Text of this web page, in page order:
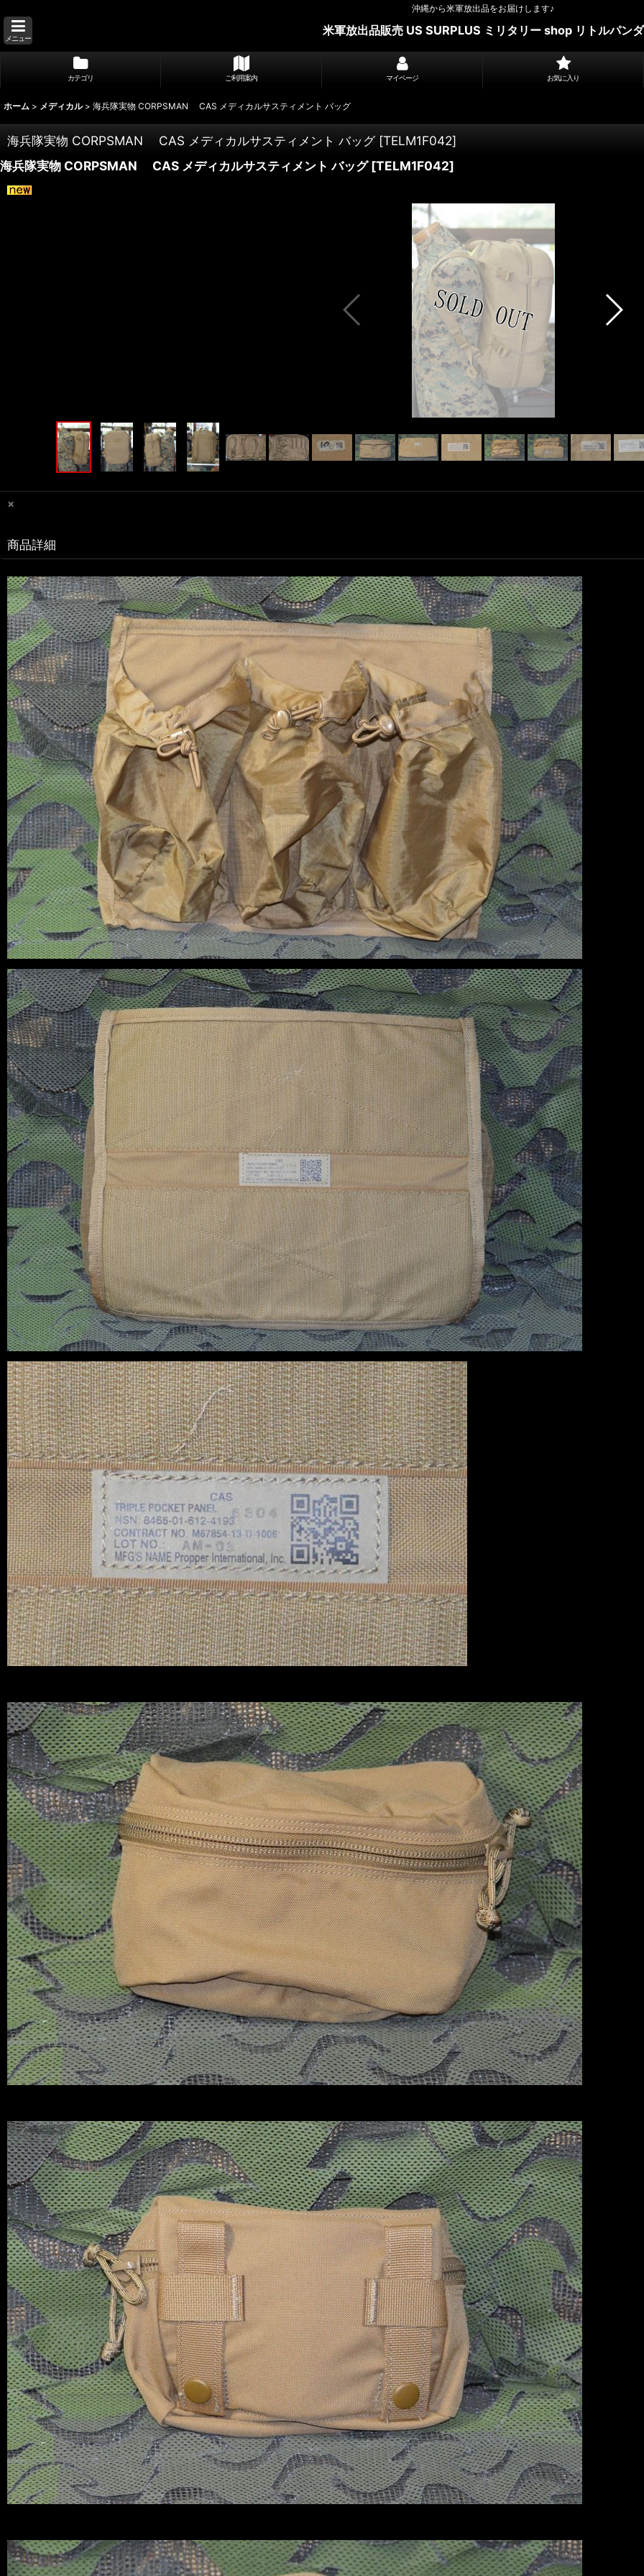
沖縄から米軍放出品をお届けします♪
メニュー
米軍放出品販売 US SURPLUS ミリタリー shop リトルパンダ
カテゴリ ご利用案内 マイページ お気に入り
ホーム > メディカル > 海兵隊実物 CORPSMAN CAS メディカルサスティメント バッグ
海兵隊実物 CORPSMAN CAS メディカルサスティメント バッグ [TELM1F042]
海兵隊実物 CORPSMAN CAS メディカルサスティメント バッグ [TELM1F042]
×
商品詳細